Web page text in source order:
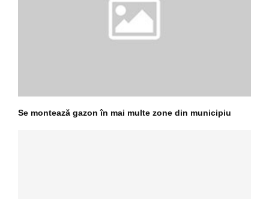
Se montează gazon în mai multe zone din municipiu